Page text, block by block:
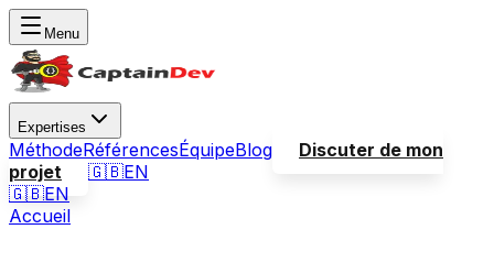
Menu
Expertises
MéthodeRéférencesÉquipeBlog
Discuter de mon
projet
🇬🇧EN
🇬🇧EN
Accueil